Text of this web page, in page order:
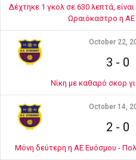
Δέχτηκε 1 γκολ σε 630 λεπτά,
Ωραιόκαστρο η
October 22,
3 - 0
Νίκη με καθαρό σκορ
October 14,
2 - 0
Μόνη δεύτερη η ΑΕ Ευόσμου -